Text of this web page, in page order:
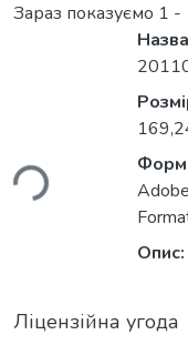
Зараз показуємо 1 -
Опис:
Ліцензійна угода